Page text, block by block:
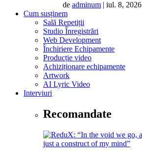
de adminum | iul. 8, 2026
Cum susținem
Sală Repetiții
Studio Înregistrări
Web Development
Închiriere Echipamente
Producție video
Achiziționare echipamente
Artwork
AI Lyric Video
Interviuri
Recomandate